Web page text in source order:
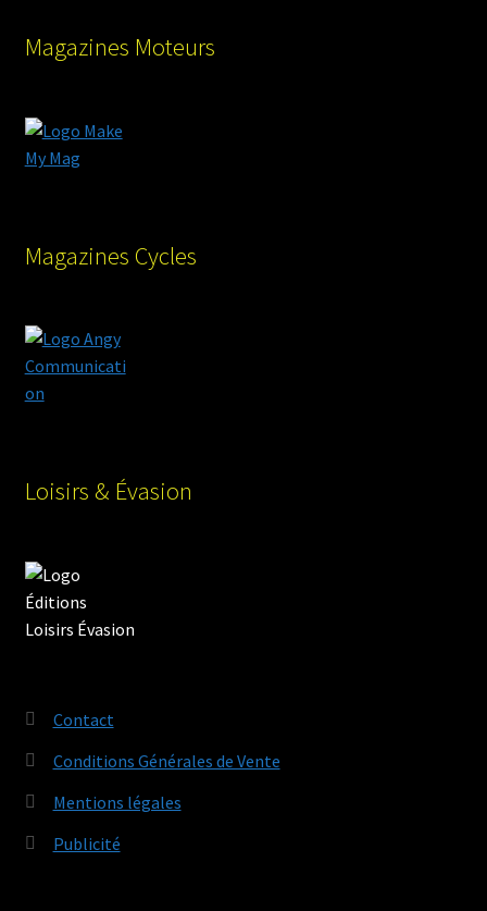
Magazines Moteurs
Magazines Cycles
Loisirs & Évasion
Contact
Conditions Générales de Vente
Mentions légales
Publicité